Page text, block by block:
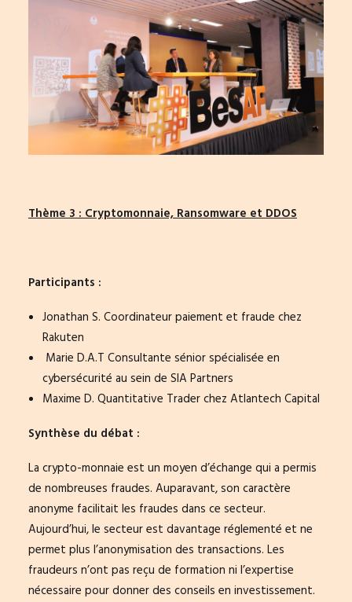
Thème 3 : Cryptomonnaie, Ransomware et DDOS
Participants :
Jonathan S. Coordinateur paiement et fraude chez
Rakuten
Marie D.A.T Consultante sénior spécialisée en
cybersécurité au sein de SIA Partners
Maxime D. Quantitative Trader chez Atlantech Capital
Synthèse du débat :
La crypto-monnaie est un moyen d’échange qui a permis
de nombreuses fraudes. Auparavant, son caractère
anonyme facilitait les fraudes dans ce secteur.
Aujourd’hui, le secteur est davantage réglementé et ne
permet plus l’anonymisation des transactions. Les
fraudeurs n’ont pas reçu de formation ni l’expertise
nécessaire pour donner des conseils en investissement.